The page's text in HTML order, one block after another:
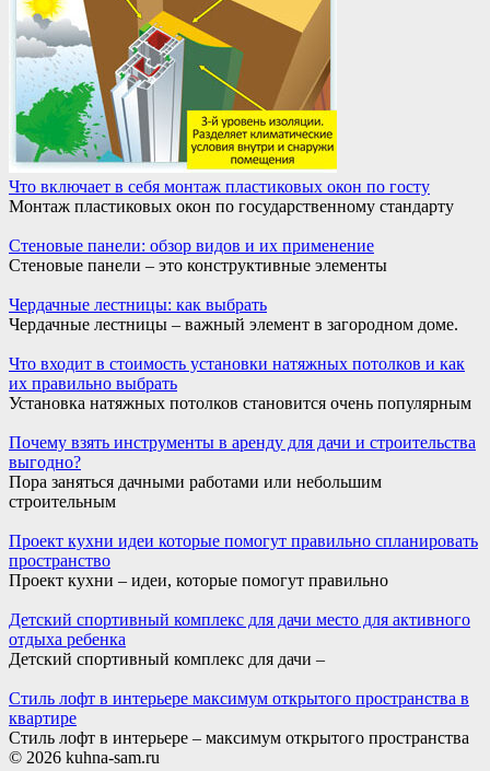
Что включает в себя монтаж пластиковых окон по госту
Монтаж пластиковых окон по государственному стандарту
Стеновые панели: обзор видов и их применение
Стеновые панели – это конструктивные элементы
Чердачные лестницы: как выбрать
Чердачные лестницы – важный элемент в загородном доме.
Что входит в стоимость установки натяжных потолков и как
их правильно выбрать
Установка натяжных потолков становится очень популярным
Почему взять инструменты в аренду для дачи и строительства
выгодно?
Пора заняться дачными работами или небольшим
строительным
Проект кухни идеи которые помогут правильно спланировать
пространство
Проект кухни – идеи, которые помогут правильно
Детский спортивный комплекс для дачи место для активного
отдыха ребенка
Детский спортивный комплекс для дачи –
Стиль лофт в интерьере максимум открытого пространства в
квартире
Стиль лофт в интерьере – максимум открытого пространства
© 2026 kuhna-sam.ru